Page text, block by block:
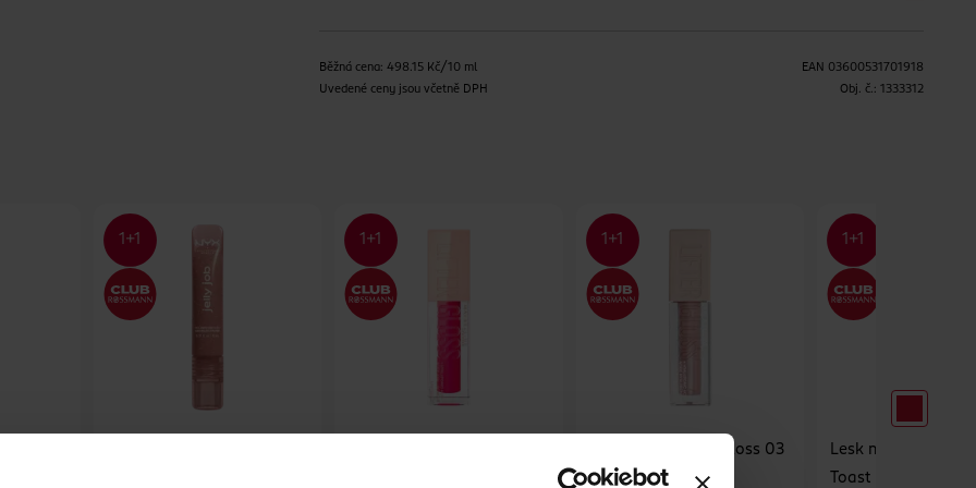
Běžná cena: 498.15 Kč/10 ml
Uvedené ceny jsou včetně DPH
EAN 03600531701918
Obj. č.: 1333312
Lesk na rty Lifter Gloss 03
Moon
Lesk na rty Lifter
Toast